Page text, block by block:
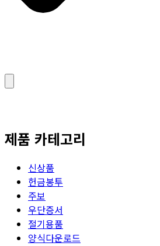
제품 카테고리
신상품
헌금봉투
주보
우단증서
절기용품
양식다운로드